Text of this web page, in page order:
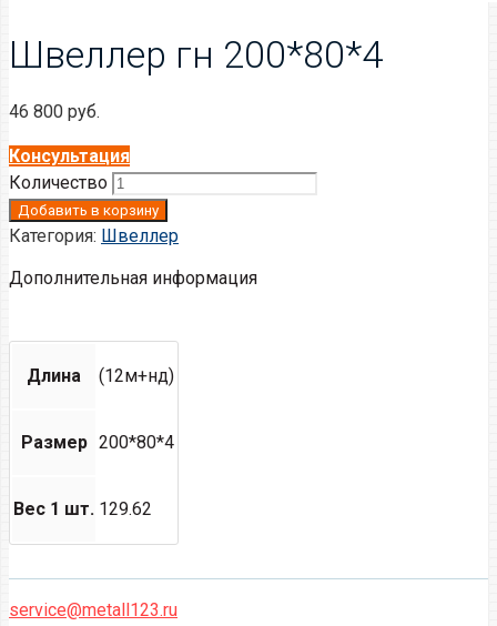
Швеллер гн 200*80*4
46 800 руб.
Консультация
Количество
Добавить в корзину
Категория: Швеллер
Дополнительная информация
Длина (12м+нд)
Размер 200*80*4
Вес 1 шт. 129.62
service@metall123.ru